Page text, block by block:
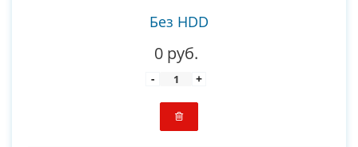
Без HDD
0 руб.
- +